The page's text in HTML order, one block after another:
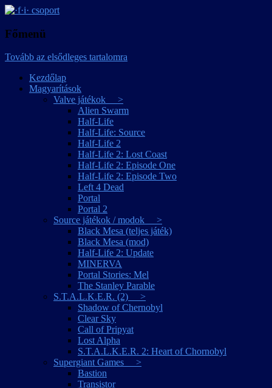
·f·i· csoport
Főmenü
Tovább az elsődleges tartalomra
Kezdőlap
Magyarítások
Valve játékok >
Alien Swarm
Half-Life
Half-Life: Source
Half-Life 2
Half-Life 2: Lost Coast
Half-Life 2: Episode One
Half-Life 2: Episode Two
Left 4 Dead
Portal
Portal 2
Source játékok / modok >
Black Mesa (teljes játék)
Black Mesa (mod)
Half-Life 2: Update
MINERVA
Portal Stories: Mel
The Stanley Parable
S.T.A.L.K.E.R. (2) >
Shadow of Chernobyl
Clear Sky
Call of Pripyat
Lost Alpha
S.T.A.L.K.E.R. 2: Heart of Chornobyl
Supergiant Games >
Bastion
Transistor